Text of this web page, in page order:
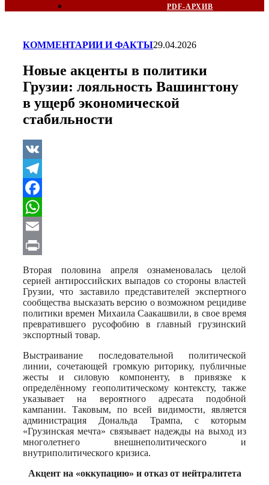
PDF-АРХИВ
КОММЕНТАРИИ И ФАКТЫ29.04.2026
Новые акценты в политики
Грузии: лояльность Вашингтону
в ущерб экономической
стабильности
VK
Telegram
Facebook
WhatsApp
Email
Print
Вторая половина апреля ознаменовалась целой
серией антироссийских выпадов со стороны властей
Грузии, что заставило представителей экспертного
сообщества высказать версию о возможном рецидиве
политики времен Михаила Саакашвили, в свое время
превратившего русофобию в главный грузинский
экспортный товар.
Выстраивание последовательной политической
линии, сочетающей громкую риторику, публичные
жесты и силовую компоненту, в привязке к
определённому геополитическому контексту, также
указывает на вероятного адресата подобной
кампании. Таковым, по всей видимости, является
администрация Дональда Трампа, с которым
«Грузинская мечта» связывает надежды на выход из
многолетнего внешнеполитического и
внутриполитического кризиса.
Акцент на «оккупацию» и отказ от нейтралитета